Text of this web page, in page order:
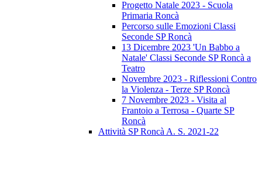
Progetto Natale 2023 - Scuola
Primaria Roncà
Percorso sulle Emozioni Classi
Seconde SP Roncà
13 Dicembre 2023 'Un Babbo a
Natale' Classi Seconde SP Roncà a
Teatro
Novembre 2023 - Riflessioni Contro
la Violenza - Terze SP Roncà
7 Novembre 2023 - Visita al
Frantoio a Terrosa - Quarte SP
Roncà
Attività SP Roncà A. S. 2021-22